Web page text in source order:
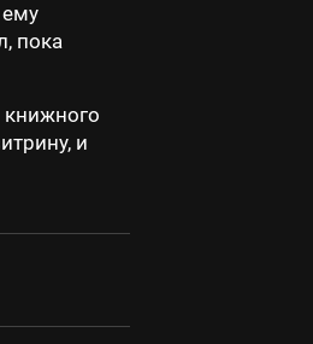
ему
пока
и